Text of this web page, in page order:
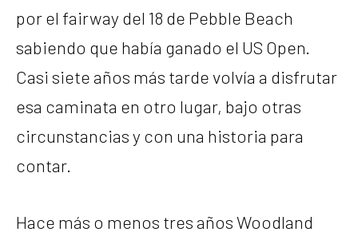
por el fairway del 18 de Pebble Beach
sabiendo que había ganado el US Open.
Casi siete años más tarde volvía a disfrutar
esa caminata en otro lugar, bajo otras
circunstancias y con una historia para
contar.
Hace más o menos tres años Woodland